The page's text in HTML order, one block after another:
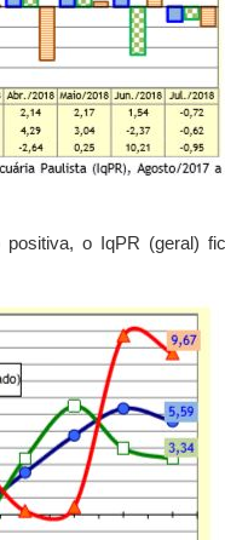
o IqPR (geral)